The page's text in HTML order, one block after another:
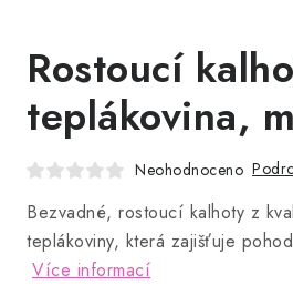
Rostoucí
teplákovina,
Neohodnoceno
Bezvadné, rostoucí kalhoty z
teplákoviny, která zajišťuje
Více informací